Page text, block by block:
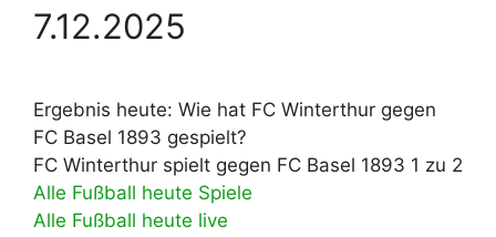
7.12.2025
Ergebnis heute: Wie hat FC Winterthur gegen
FC Basel 1893 gespielt?
FC Winterthur spielt gegen FC Basel 1893 1 zu 2
Alle Fußball heute Spiele
Alle Fußball heute live